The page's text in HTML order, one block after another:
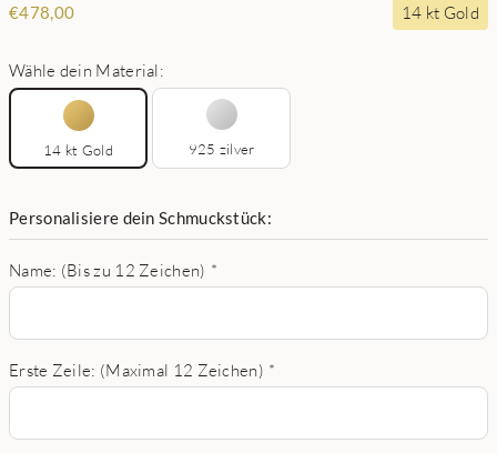
€478,00 14 kt Gold
Wähle dein Material:
14 kt Gold 925 zilver
Personalisiere dein Schmuckstück:
Name: (Bis zu 12 Zeichen) *
Erste Zeile: (Maximal 12 Zeichen) *